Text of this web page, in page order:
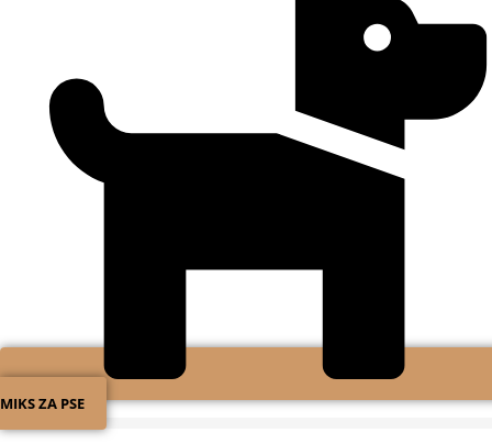
MIKS ZA PSE